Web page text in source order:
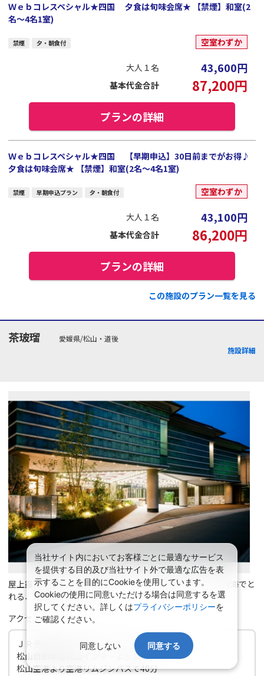
Ｗｅｂコレスペシャル★四国 夕食は旬味会席★ 【禁煙】和室(2
名～4名1室)
禁煙 夕・朝食付 空室わずか
大人１名 43,600円
基本代金合計 87,200円
プランの詳細
Ｗｅｂコレスペシャル★四国 【早期申込】30日前までがお得♪
夕食は旬味会席★ 【禁煙】和室(2名～4名1室)
禁煙 早期申込プラン 夕・朝食付 空室わずか
大人１名 43,100円
基本代金合計 86,200円
プランの詳細
この施設のプラン一覧を見る
茶玻瑠
愛媛県/松山・道後
施設詳細
屋上露天風呂より、市内一望できる。懐石料理には、瀬戸内海でと
れる、魚介類を中心に調理。
アクセス
ＪＲ予讃線松山駅より車・タクシーで15分
松山自動車道松山インターより30分
松山空港より空港リムジンバスで40分
当社サイト内においてお客様ごとに最適なサービス
を提供する目的及び当社サイト外で最適な広告を表
示することを目的にCookieを使用しています。
Cookieの使用に同意いただける場合は同意するを選
択してください。詳しくはプライバシーポリシーを
ご確認ください。
同意しない 同意する